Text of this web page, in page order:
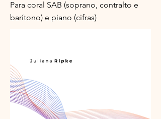
Para coral SAB (soprano, contralto e
barítono) e piano (cifras)